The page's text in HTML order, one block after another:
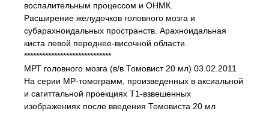
воспалительным процессом и ОНМК.
Расширение желудочков головного мозга и
субарахноидальных пространств. Арахноидальная
киста левой переднее-височной области.
*****************************
МРТ головного мозга (в/в Томовист 20 мл) 03.02.2011
На серии МР-томограмм, произведенных в аксиальной
и сагиттальной проекциях Т1-взвешенных
изображениях после введения Томовиста 20 мл